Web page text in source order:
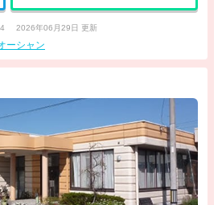
2026年06月29日 更新
ーシャン